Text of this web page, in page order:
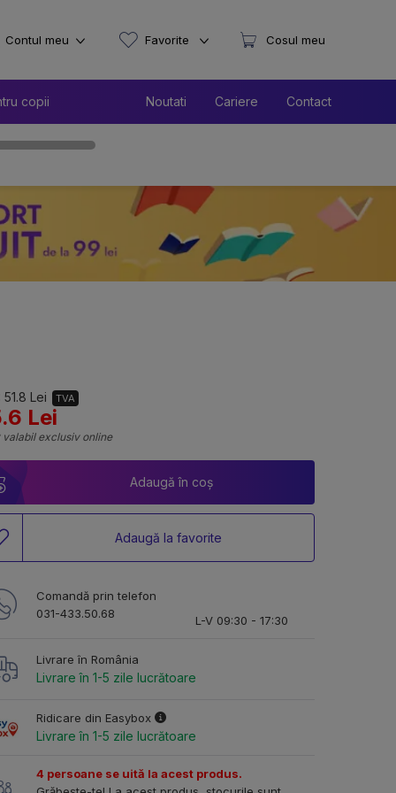
copii Noutati Cariere Contact
Contul meu Favorite Cosul meu
51.8 Lei TVA
Lei
valabil exclusiv online
Adaugă în coș
Adaugă la favorite
Comandă prin telefon
031-433.50.68
L-V 09:30 - 17:30
Livrare în România
Livrare în 1-5 zile lucrătoare
Ridicare din Easybox
Livrare în 1-5 zile lucrătoare
4 persoane se uită la acest produs.